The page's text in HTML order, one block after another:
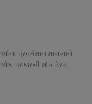
પ્રવર્તમાન માળખાને
પ્રકારની મોક ટેસ્ટ.